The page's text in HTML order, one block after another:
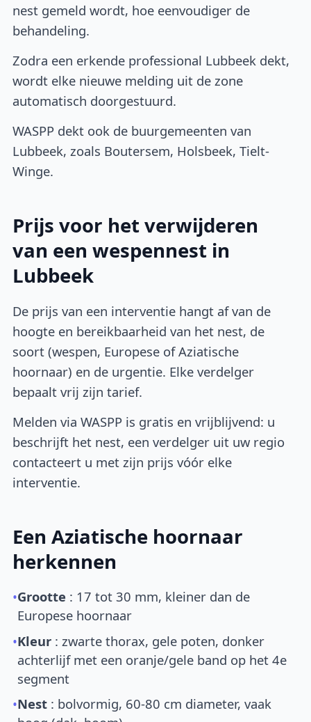
nest gemeld wordt, hoe eenvoudiger de
behandeling.
Zodra een erkende professional Lubbeek dekt,
wordt elke nieuwe melding uit de zone
automatisch doorgestuurd.
WASPP dekt ook de buurgemeenten van
Lubbeek, zoals Boutersem, Holsbeek, Tielt-
Winge.
Prijs voor het verwijderen
van een wespennest in
Lubbeek
De prijs van een interventie hangt af van de
hoogte en bereikbaarheid van het nest, de
soort (wespen, Europese of Aziatische
hoornaar) en de urgentie. Elke verdelger
bepaalt vrij zijn tarief.
Melden via WASPP is gratis en vrijblijvend: u
beschrijft het nest, een verdelger uit uw regio
contacteert u met zijn prijs vóór elke
interventie.
Een Aziatische hoornaar
herkennen
•Grootte : 17 tot 30 mm, kleiner dan de
Europese hoornaar
•Kleur : zwarte thorax, gele poten, donker
achterlijf met een oranje/gele band op het 4e
segment
•Nest : bolvormig, 60-80 cm diameter, vaak